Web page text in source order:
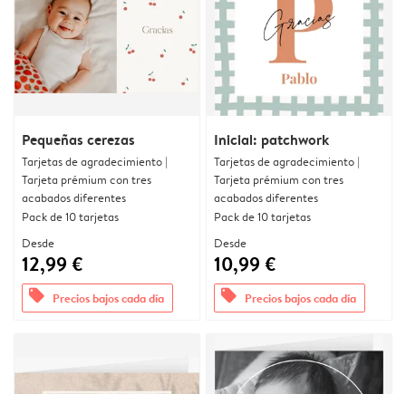
Pequeñas cerezas
Tarjetas de agradecimiento |
Tarjeta prémium con tres
acabados diferentes
Pack de 10 tarjetas
Desde
12,99 €
offers Precios bajos cada día
Inicial: patchwork
Tarjetas de agradecimiento |
Tarjeta prémium con tres
acabados diferentes
Pack de 10 tarjetas
Desde
10,99 €
offers Precios bajos cada día